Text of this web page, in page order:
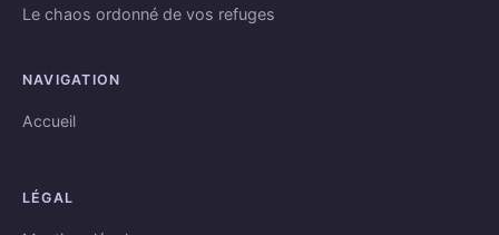
Le chaos ordonné de vos refuges
NAVIGATION
Accueil
LÉGAL